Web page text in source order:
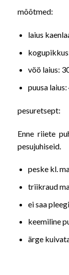
mõõtmed:
laius
vöö laius:
puusa
pesuretsept:
Enne riiete
pesujuhiseid.
peske kl.
triikraud
ei saa
keemiline
ärge